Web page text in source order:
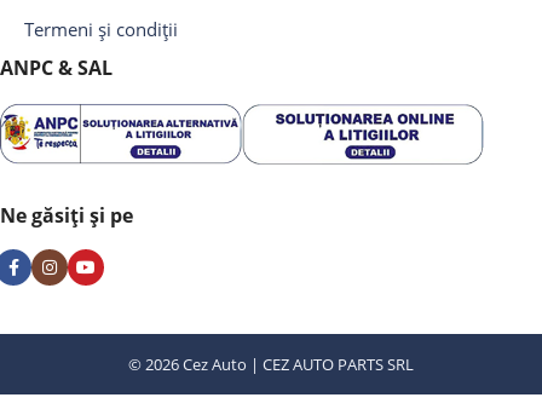
Termeni și condiții
ANPC & SAL
Ne găsiți și pe
© 2026 Cez Auto | CEZ AUTO PARTS SRL